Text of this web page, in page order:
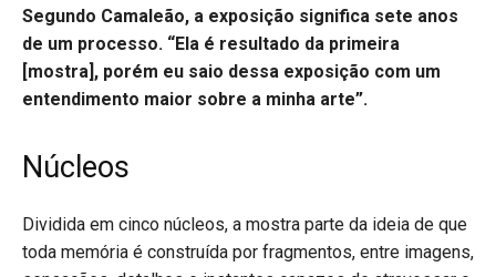
Segundo Camaleão, a exposição significa sete anos
de um processo. “Ela é resultado da primeira
[mostra], porém eu saio dessa exposição com um
entendimento maior sobre a minha arte”.
Núcleos
Dividida em cinco núcleos, a mostra parte da ideia de que
toda memória é construída por fragmentos, entre imagens,